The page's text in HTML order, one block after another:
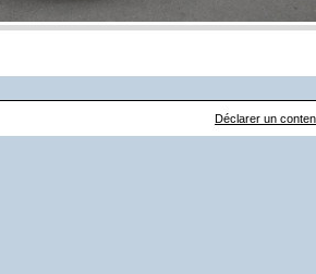
Déclarer un